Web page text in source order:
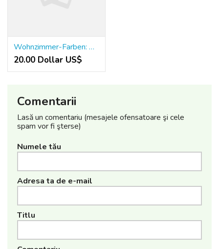
Wohnzimmer-Farben: Wie ich mit Farbe mehr Raumgefühl schuf
20.00 Dollar US$
Comentarii
Lasă un comentariu (mesajele ofensatoare şi cele
spam vor fi şterse)
Numele tău
Adresa ta de e-mail
Titlu